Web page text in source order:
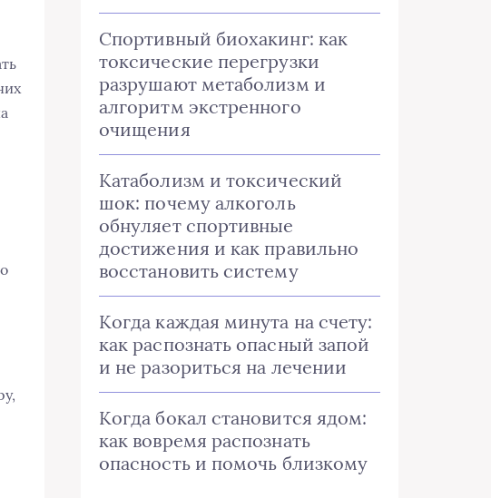
Спортивный биохакинг: как
токсические перегрузки
разрушают метаболизм и
алгоритм экстренного
очищения
Катаболизм и токсический
шок: почему алкоголь
обнуляет спортивные
достижения и как правильно
восстановить систему
Когда каждая минута на счету:
как распознать опасный запой
и не разориться на лечении
Когда бокал становится ядом:
как вовремя распознать
опасность и помочь близкому